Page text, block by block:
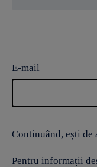
E-mail
Continuând, ești de
Pentru informaţii